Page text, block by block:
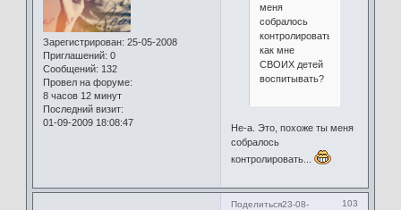
Зарегистрирован: 25-05-2008
Приглашений: 0
Сообщений: 132
Провел на форуме:
8 часов 12 минут
Последний визит:
01-09-2009 18:08:47
меня
собралось
контролировать,
как мне
СВОИХ детей
воспитывать?
Не-а. Это, похоже ты меня
собралось
контролировать...
Поделиться 103
23-08-